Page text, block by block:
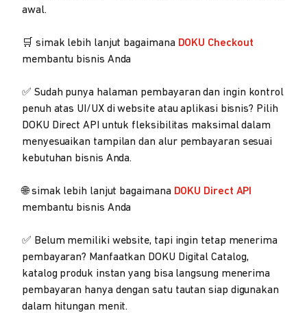
awal.
🛒 simak lebih lanjut bagaimana DOKU Checkout
membantu bisnis Anda
✅ Sudah punya halaman pembayaran dan ingin kontrol
penuh atas UI/UX di website atau aplikasi bisnis? Pilih
DOKU Direct API untuk fleksibilitas maksimal dalam
menyesuaikan tampilan dan alur pembayaran sesuai
kebutuhan bisnis Anda.
🌐 simak lebih lanjut bagaimana DOKU Direct API
membantu bisnis Anda
✅ Belum memiliki website, tapi ingin tetap menerima
pembayaran? Manfaatkan DOKU Digital Catalog,
katalog produk instan yang bisa langsung menerima
pembayaran hanya dengan satu tautan siap digunakan
dalam hitungan menit.